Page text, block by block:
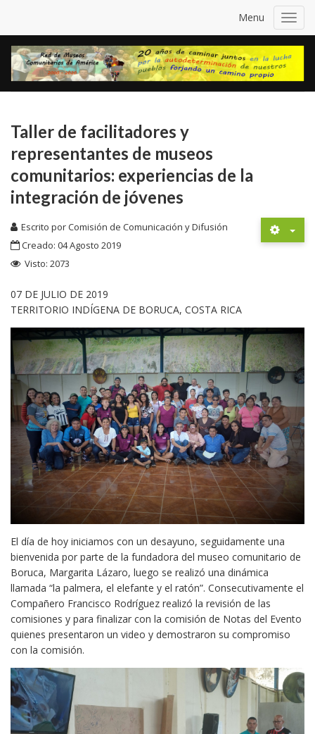
Menu
Taller de facilitadores y
representantes de museos
comunitarios: experiencias de la
integración de jóvenes
Escrito porComisión de Comunicación y Difusión
Creado: 04 Agosto 2019
Visto: 2073
07 DE JULIO DE 2019
TERRITORIO INDÍGENA DE BORUCA, COSTA RICA
El día de hoy iniciamos con un desayuno, seguidamente una
bienvenida por parte de la fundadora del museo comunitario de
Boruca, Margarita Lázaro, luego se realizó una dinámica
llamada “la palmera, el elefante y el ratón”. Consecutivamente el
Compañero Francisco Rodríguez realizó la revisión de las
comisiones y para finalizar con la comisión de Notas del Evento
quienes presentaron un video y demostraron su compromiso
con la comisión.